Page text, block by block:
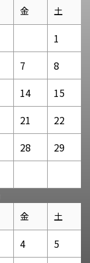
金 土
1
7
8
14
15
21
22
28
29
金 土
4
5